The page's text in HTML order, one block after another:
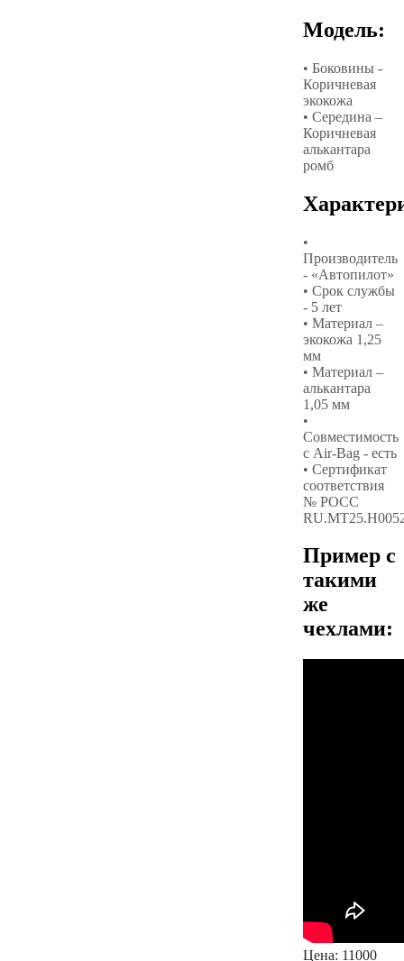
Модель:
• Боковины -
Коричневая
экокожа
• Середина –
Коричневая
алькантара
ромб
•
Производитель
- «Автопилот»
• Срок службы
- 5 лет
• Материал –
экокожа 1,25
мм
• Материал –
алькантара
1,05 мм
•
Совместимость
с Air-Bag - есть
• Сертификат
соответствия
№ РОСС
Пример с
такими
же
чехлами:
Цена: 11000